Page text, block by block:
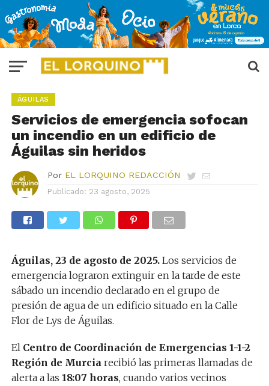
ÁGUILAS
Servicios de emergencia sofocan
un incendio en un edificio de
Águilas sin heridos
Por EL LORQUINO REDACCIÓN
Publicado: 23 agosto, 2025
Águilas, 23 de agosto de 2025.Los servicios de
emergencia lograron extinguir en la tarde de este
sábado un incendio declarado en el grupo de
presión de agua de un edificio situado en la Calle
Flor de Lys de Águilas.
El Centro de Coordinación de Emergencias 1-1-2
Región de Murciarecibió las primeras llamadas de
alerta a las 18:07 horas, cuando varios vecinos